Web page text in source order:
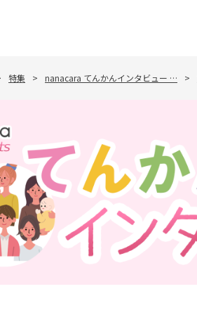
特集 > nanacara てんかんインタビュー … >